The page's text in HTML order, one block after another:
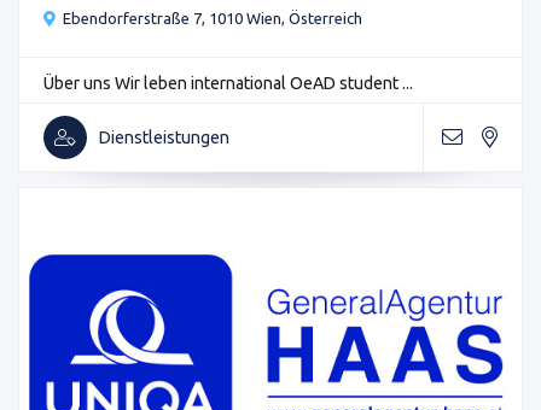
Ebendorferstraße 7, 1010 Wien, Österreich
Über uns Wir leben international OeAD student ...
Dienstleistungen